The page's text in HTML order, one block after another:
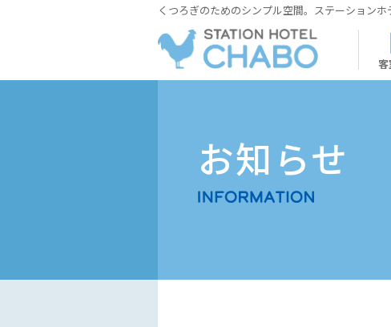
くつろぎのためのシンプル空間。ステーションホ
客
お知らせ